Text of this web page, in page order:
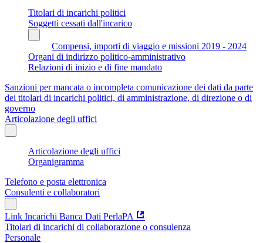
Titolari di incarichi politici
Soggetti cessati dall'incarico
Compensi, importi di viaggio e missioni 2019 - 2024
Organi di indirizzo politico-amministrativo
Relazioni di inizio e di fine mandato
Sanzioni per mancata o incompleta comunicazione dei dati da parte
dei titolari di incarichi politici, di amministrazione, di direzione o di
governo
Articolazione degli uffici
Articolazione degli uffici
Organigramma
Telefono e posta elettronica
Consulenti e collaboratori
Link Incarichi Banca Dati PerlaPA
Titolari di incarichi di collaborazione o consulenza
Personale